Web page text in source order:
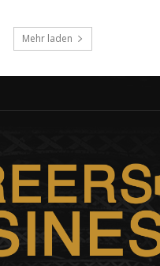
Mehr laden